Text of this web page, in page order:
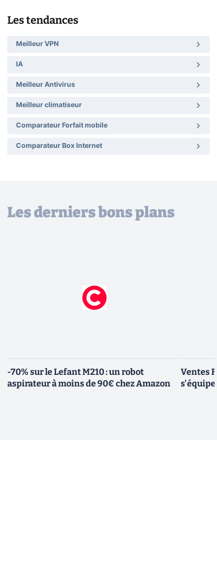
Les tendances
Meilleur VPN
IA
Meilleur Antivirus
Meilleur climatiseur
Comparateur Forfait mobile
Comparateur Box Internet
Les derniers bons plans
-70% sur le Lefant M210 : un robot
aspirateur à moins de 90€ chez Amazon
Ventes